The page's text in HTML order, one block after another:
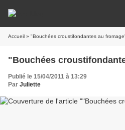
Accueil » "Bouchées croustifondantes au
"Bouchées
Publié le 15/04/2011 à 13:29
Par Juliette